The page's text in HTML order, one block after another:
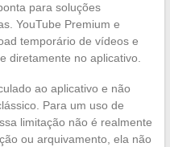
para soluções
YouTube Premium e
temporário de vídeos e
diretamente no aplicativo.
ao aplicativo e não
Para um uso de
limitação não é realmente
ou arquivamento, ela não